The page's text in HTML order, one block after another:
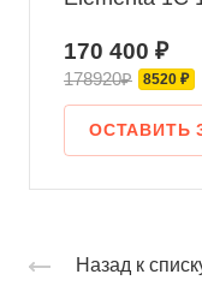
170 400 ₽
178920₽ 8520 ₽
ОСТАВИТЬ
Назад к